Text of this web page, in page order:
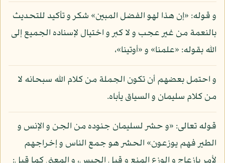
و قوله: «إن هذا لهو الفضل المبين» شكر و تأكيد للتحديث
بالنعمة من غير عجب و لا كبر و اختيال لإسناده الجميع إلى
الله بقوله: «علمنا» و «أوتينا»،
و احتمل بعضهم أن تكون الجملة من كلام الله سبحانه لا
من كلام سليمان و السياق يأباه.
قوله تعالى: «و حشر لسليمان جنوده من الجن و الإنس و
الطير فهم يوزعون» الحشر هو جمع الناس و إخراجهم